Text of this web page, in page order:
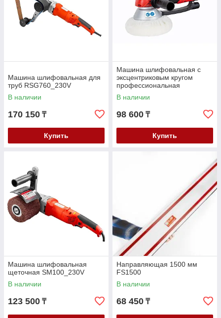
Машина шлифовальная для
труб RSG760_230V
В наличии
170 150 ₸
Купить
Машина шлифовальная с
эксцентриковым кругом
профессиональная
EZS150PRO_230V
В наличии
98 600 ₸
Купить
Машина шлифовальная
щеточная SM100_230V
В наличии
123 500 ₸
Направляющая 1500 мм
FS1500
В наличии
68 450 ₸